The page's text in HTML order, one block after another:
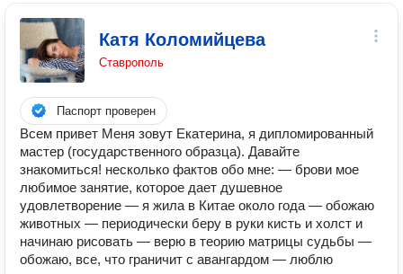
Катя Коломийцева
Ставрополь
Паспорт проверен
Всем привет Меня зовут Екатерина, я дипломированный
мастер (государственного образца). Давайте
знакомиться! несколько фактов обо мне: — брови мое
любимое занятие, которое дает душевное
удовлетворение — я жила в Китае около года — обожаю
животных — периодически беру в руки кисть и холст и
начинаю рисовать — верю в теорию матрицы судьбы —
обожаю, все, что граничит с авангардом — люблю